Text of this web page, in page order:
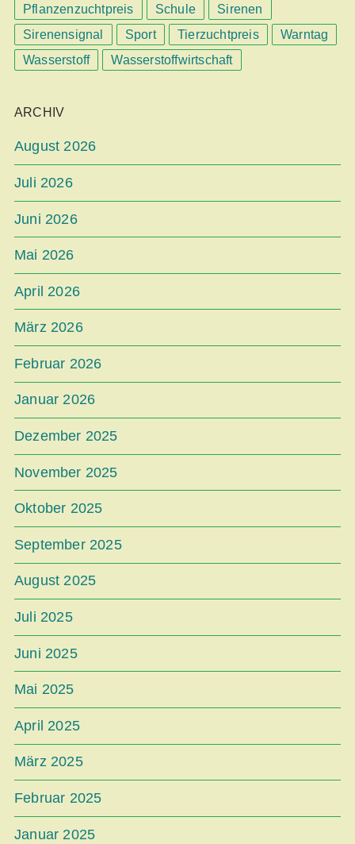
Pflanzenzuchtpreis Schule
Sirenen
Sirenensignal
Sport Tierzuchtpreis
Warntag
Wasserstoff
Wasserstoffwirtschaft
ARCHIV
August 2026
Juli 2026
Juni 2026
Mai 2026
April 2026
März 2026
Februar 2026
Januar 2026
Dezember 2025
November 2025
Oktober 2025
September 2025
August 2025
Juli 2025
Juni 2025
Mai 2025
April 2025
März 2025
Februar 2025
Januar 2025